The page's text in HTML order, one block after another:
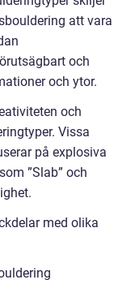
att vara
och
och ytor.
och
Vissa
på explosiva
”Slab” och
med olika